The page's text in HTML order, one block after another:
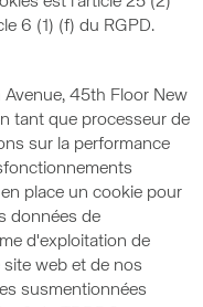
6 (1) (f) du RGPD.
45th Floor New
tant que processeur de
sur la performance
place un cookie pour
données de
d'exploitation de
site web et de nos
susmentionnées